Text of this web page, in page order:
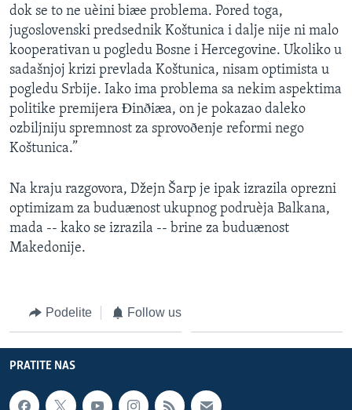
dok se to ne uèini biæe problema. Pored toga,
jugoslovenski predsednik Koštunica i dalje nije ni malo
kooperativan u pogledu Bosne i Hercegovine. Ukoliko u
sadašnjoj krizi prevlada Koštunica, nisam optimista u
pogledu Srbije. Iako ima problema sa nekim aspektima
politike premijera Ðinðiæa, on je pokazao daleko
ozbiljniju spremnost za sprovoðenje reformi nego
Koštunica.”
Na kraju razgovora, Džejn Šarp je ipak izrazila oprezni
optimizam za buduænost ukupnog podruèja Balkana,
mada -- kako se izrazila -- brine za buduænost
Makedonije.
Podelite Follow us
PRATITE NAS